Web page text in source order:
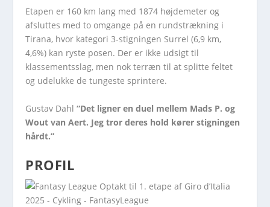
Etapen er 160 km lang med 1874 højdemeter og
afsluttes med to omgange på en rundstrækning i
Tirana, hvor kategori 3-stigningen Surrel (6,9 km,
4,6%) kan ryste posen. Der er ikke udsigt til
klassementsslag, men nok terræn til at splitte feltet
og udelukke de tungeste sprintere.
Gustav Dahl“Det ligner en duel mellem Mads P. og
Wout van Aert. Jeg tror deres hold kører stigningen
hårdt.”
PROFIL